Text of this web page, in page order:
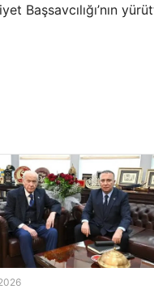
Başsavcılığı’nın